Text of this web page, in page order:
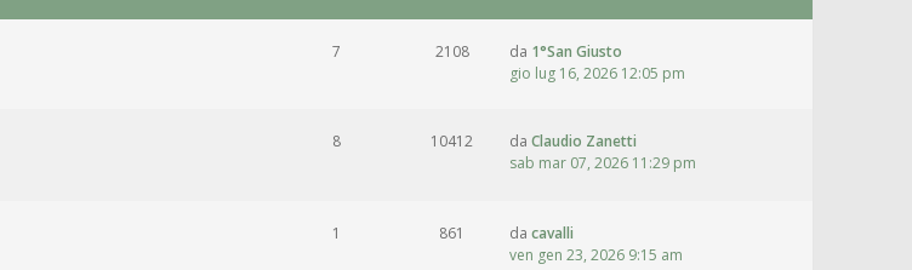
7 2108 da 1°San Giusto
gio lug 16, 2026 12:05 pm
8 10412 da Claudio Zanetti
sab mar 07, 2026 11:29 pm
1 861 da cavalli
ven gen 23, 2026 9:15 am